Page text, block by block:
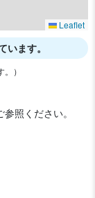
Leaflet
います。
）
照ください。